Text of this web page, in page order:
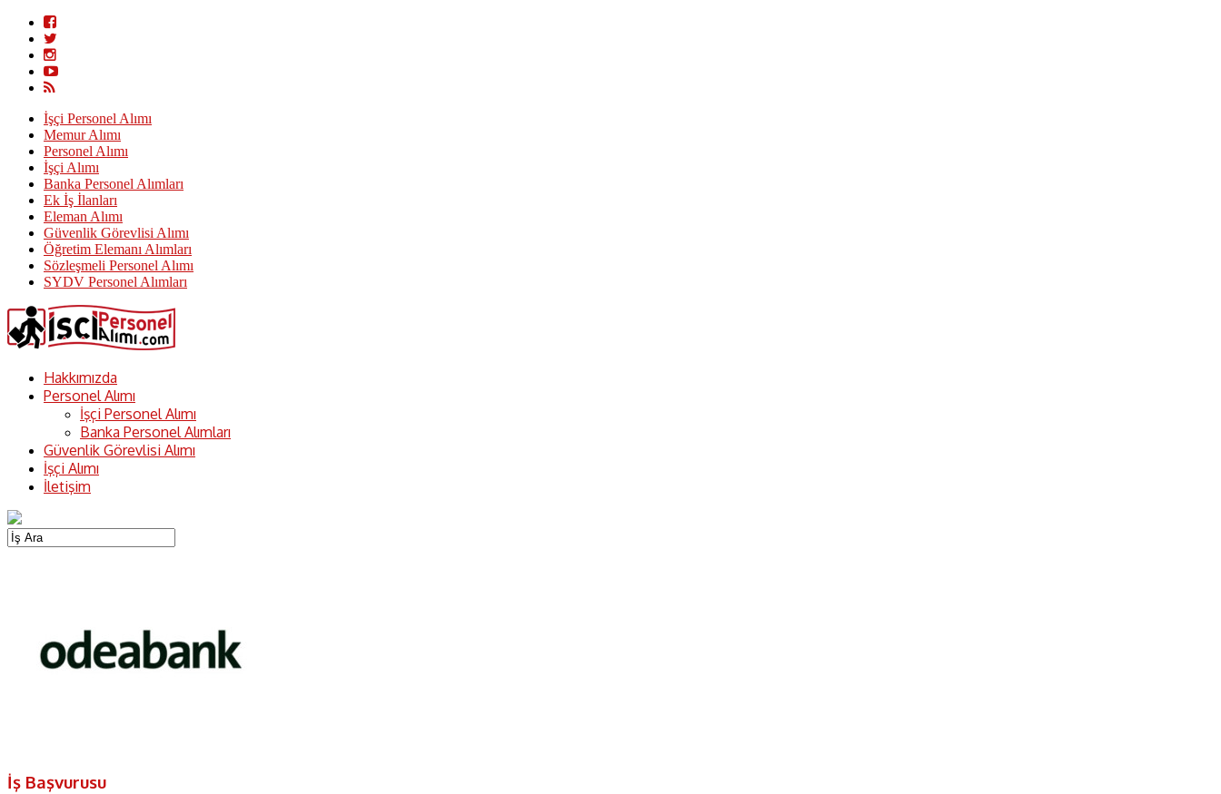
İşçi Personel Alımı
Memur Alımı
Personel Alımı
İşçi Alımı
Banka Personel Alımları
Ek İş İlanları
Eleman Alımı
Güvenlik Görevlisi Alımı
Öğretim Elemanı Alımları
Sözleşmeli Personel Alımı
SYDV Personel Alımları
Hakkımızda
Personel Alımı
İşçi Personel Alımı
Banka Personel Alımları
Güvenlik Görevlisi Alımı
İşçi Alımı
İletişim
İş Başvurusu